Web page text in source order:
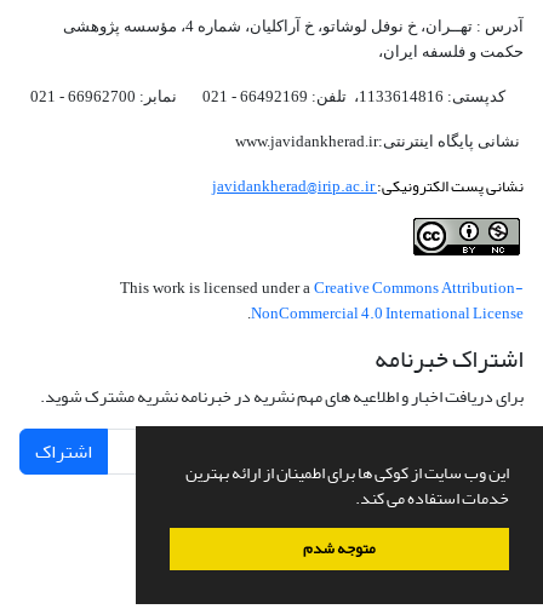
این وب سایت از کوکی ها برای اطمینان از ارائه بهترین
خدمات استفاده می کند.
متوجه شدم
آدرس : تهــران، خ نوفل لوشاتو، خ آراکلیان، شماره 4،‌ مؤسسه پژوهشی
حکمت و فلسفه ایران،‌
کدپستی: 1133614816، تلفن: 66492169 - 021 نمابر: 66962700 - 021
نشانی پایگاه اینترنتی:www.javidankherad.ir
نشانی پست الکترونیکی:javidankherad@irip.ac.ir
This work is licensed under a Creative Commons Attribution-
NonCommercial 4.0 International License
اشتراک خبرنامه
برای دریافت اخبار و اطلاعیه های مهم نشریه در خبرنامه نشریه مشترک شوید.
اشتراک
سامانه مدیریت نشریات علمی.طراحی و پیاده سازی ازسیناوب